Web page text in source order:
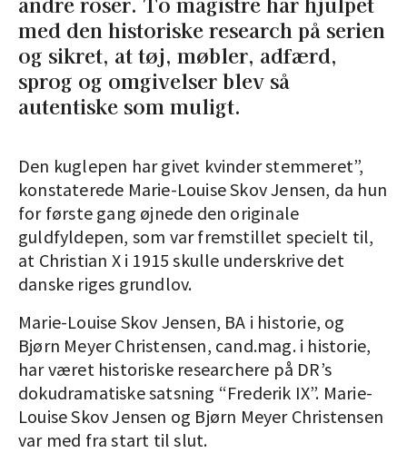
med den historiske research på serien
og sikret, at tøj, møbler, adfærd,
sprog og omgivelser blev så
autentiske som muligt.
Den kuglepen har givet kvinder stemmeret”,
konstaterede Marie-Louise Skov Jensen, da hun
for første gang øjnede den originale
guldfyldepen, som var fremstillet specielt til,
at Christian X i 1915 skulle underskrive det
danske riges grundlov.
Marie-Louise Skov Jensen, BA i historie, og
Bjørn Meyer Christensen, cand.mag. i historie,
har været historiske researchere på DR’s
dokudramatiske satsning “Frederik IX”. Marie-
Louise Skov Jensen og Bjørn Meyer Christensen
var med fra start til slut.